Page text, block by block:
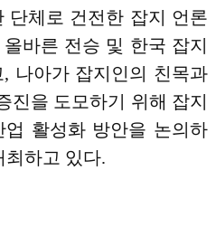
단체로 건전한 잡지 언론
바른 전승 및 한국 잡지
, 나아가 잡지인의 친목과
진을 도모하기 위해 잡지
업 활성화 방안을 논의하
최하고 있다.